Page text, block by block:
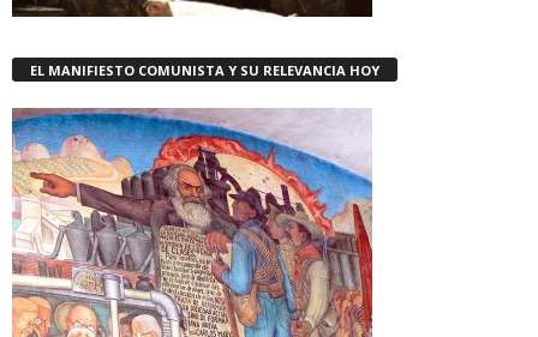
EL MANIFIESTO COMUNISTA Y SU RELEVANCIA HOY